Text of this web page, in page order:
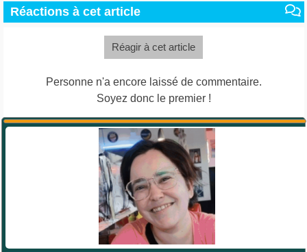
Réactions à cet article
Réagir à cet article
Personne n'a encore laissé de commentaire.
Soyez donc le premier !